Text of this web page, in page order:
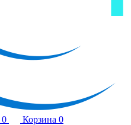
0 Корзина 0